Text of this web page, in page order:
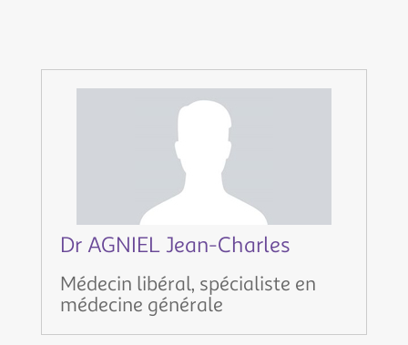
Dr AGNIEL Jean-Charles
Médecin libéral, spécialiste en
médecine générale